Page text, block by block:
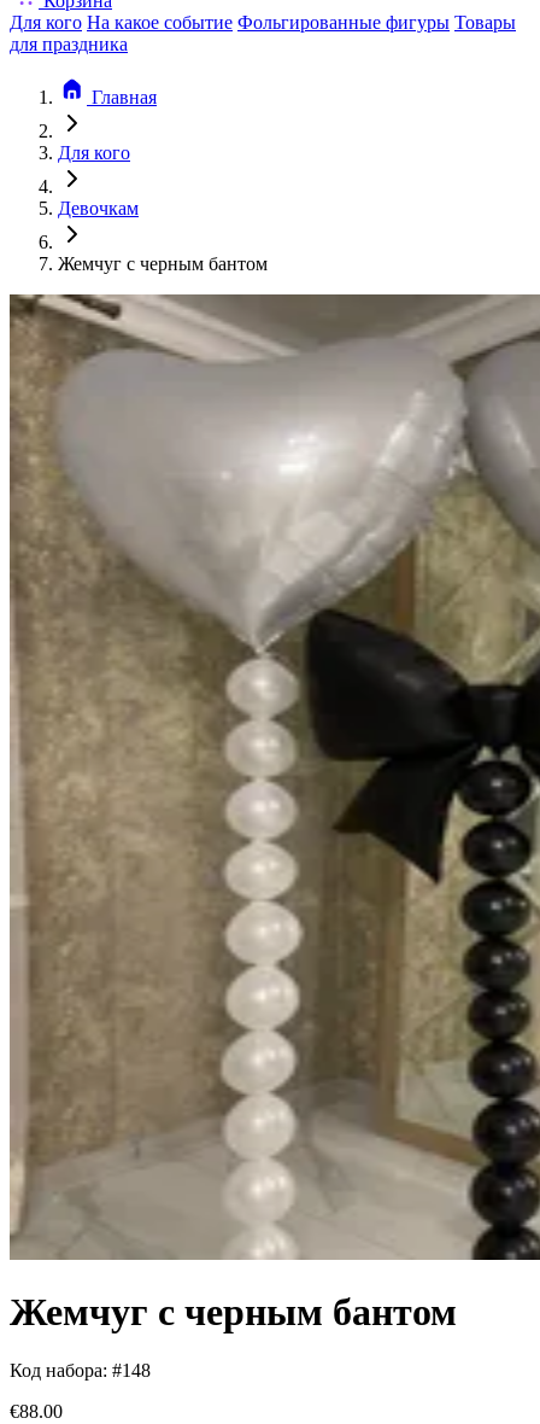
Для кого На какое событие Фольгированные фигуры Товары
для праздника
Главная
Для кого
Девочкам
Жемчуг с черным бантом
Жемчуг с черным бантом
Код набора: #148
€88.00